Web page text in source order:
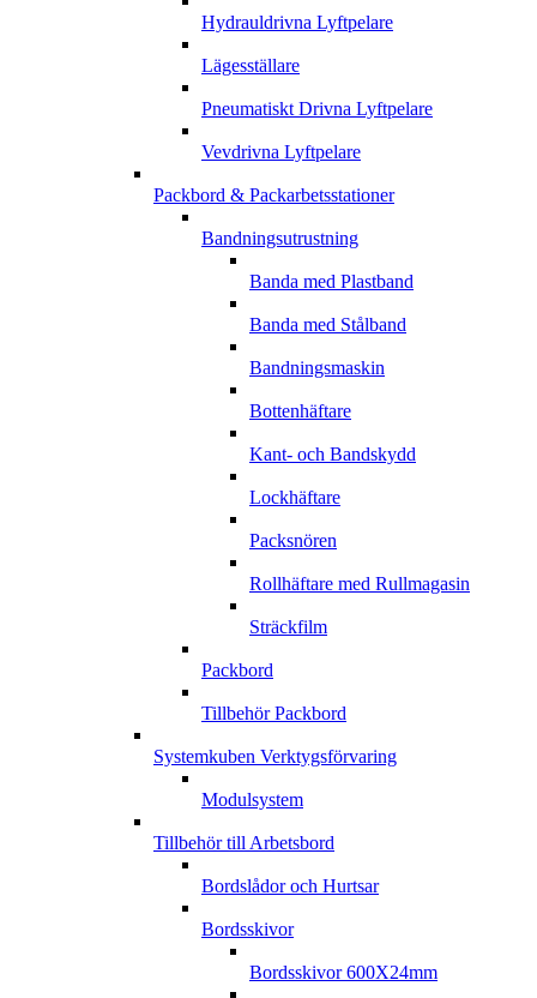
Hydrauldrivna Lyftpelare
Lägesställare
Pneumatiskt Drivna Lyftpelare
Vevdrivna Lyftpelare
Packbord & Packarbetsstationer
Bandningsutrustning
Banda med Plastband
Banda med Stålband
Bandningsmaskin
Bottenhäftare
Kant- och Bandskydd
Lockhäftare
Packsnören
Rollhäftare med Rullmagasin
Sträckfilm
Packbord
Tillbehör Packbord
Systemkuben Verktygsförvaring
Modulsystem
Tillbehör till Arbetsbord
Bordslådor och Hurtsar
Bordsskivor
Bordsskivor 600X24mm